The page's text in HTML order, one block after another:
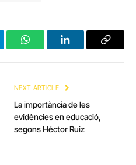
WhatsAppLinkedInCopy
NEXT ARTICLE
La importància de les
evidències en educació,
segons Héctor Ruiz